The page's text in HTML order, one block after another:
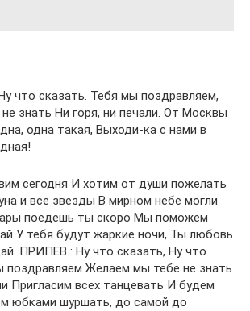
что сказать. Тебя мы поздравляем,
знать Ни горя, ни печали. От Москвы
одна такая, Выходи-ка с нами в
сегодня И хотим от души пожелать
и все звезды В мирном небе могли
поедешь ты скоро Мы поможем
У тебя будут жаркие ночи, Ты любовь
ПРИПЕВ : Ну что сказать, Ну что
поздравляем Желаем мы тебе не знать
Пригласим всех танцевать И будем
юбками шуршать, до самой до